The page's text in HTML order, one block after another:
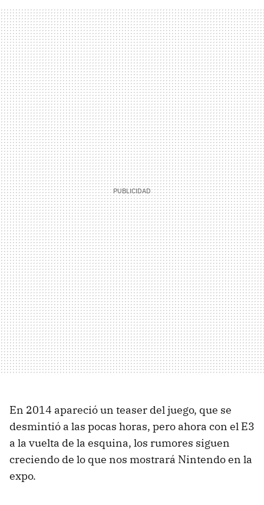
En 2014 apareció un teaser del juego, que se
desmintió a las pocas horas, pero ahora con el E3
a la vuelta de la esquina, los rumores siguen
creciendo de lo que nos mostrará Nintendo en la
expo.